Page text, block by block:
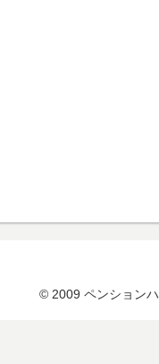
© 2009 ペンション